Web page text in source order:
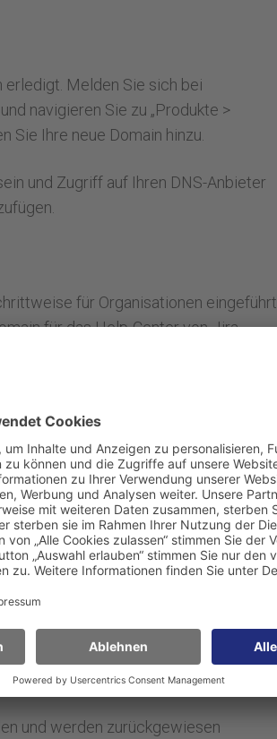
erledigt. Melden Sie sich bei
navigieren Sie zu „Produkte >
Sie Ihre neue Domain hinzu.
und Zugriff auf Ihren DNS-Anbieter
für Organisationen eingeführt.
für das Help-Center von Jira
auch für andere Produkte
Beispielsweise kann die
haben, die das Help-
Ticketing verwenden,
hinzuzufügen, bis einige
zu beachten:
vonnöten (wird von Atlassian
Services (AWS), Certificate Authority
und werden zurückgewiesen